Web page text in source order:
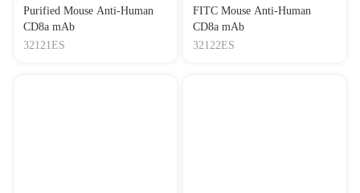
Purified Mouse Anti-Human
CD8a mAb
32121ES
FITC Mouse Anti-Human
CD8a mAb
32122ES